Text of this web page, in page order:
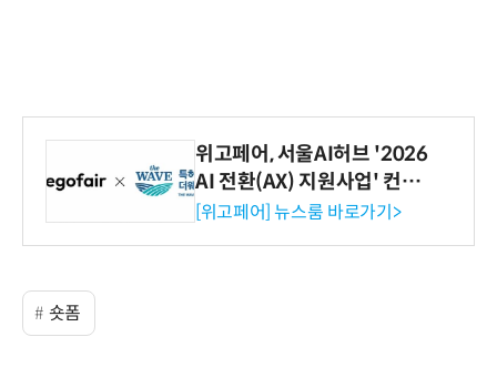
위고페어, 서울AI허브 '2026
AI 전환(AX) 지원사업' 컨소
시엄 선정
[위고페어] 뉴스룸 바로가기>
숏폼